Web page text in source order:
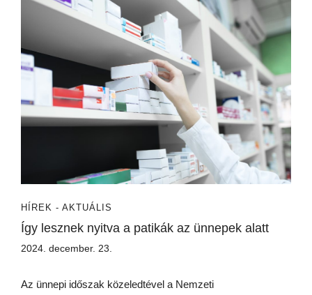
HÍREK - AKTUÁLIS
Így lesznek nyitva a patikák az ünnepek alatt
2024. december. 23.
Az ünnepi időszak közeledtével a Nemzeti